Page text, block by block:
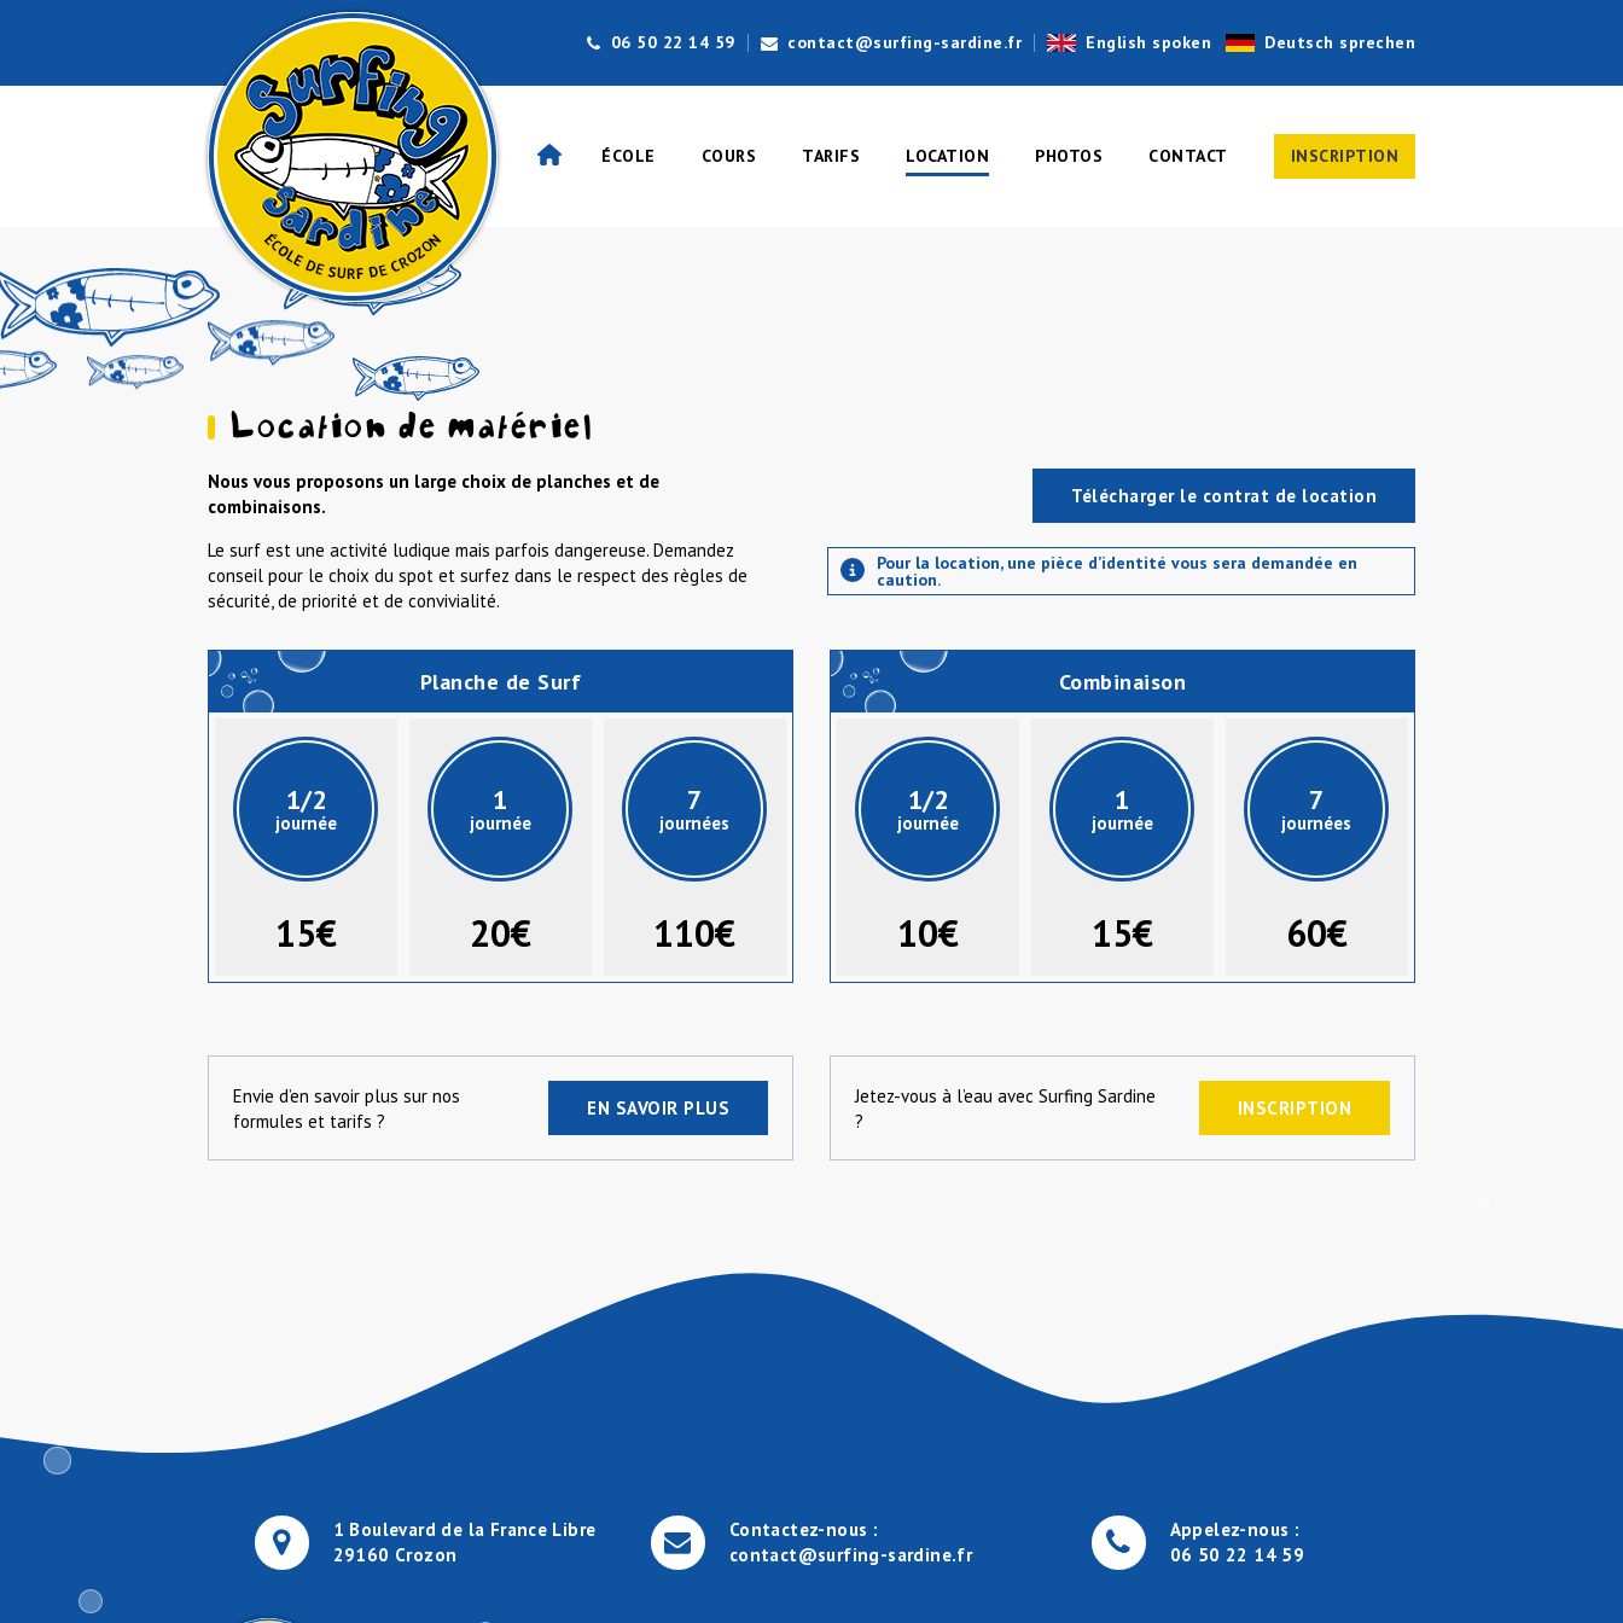
06 50 22 14 59 contact@surfing-sardine.fr English spoken Deutsch sprechen
ÉCOLE COURS TARIFS LOCATION PHOTOS CONTACT INSCRIPTION
Location de matériel
Nous vous proposons un large choix de planches et de
combinaisons.
Le surf est une activité ludique mais parfois dangereuse. Demandez
conseil pour le choix du spot et surfez dans le respect des règles de
sécurité, de priorité et de convivialité.
Télécharger le contrat de location
Pour la location, une pièce d’identité vous sera demandée en
caution.
Planche de Surf
1/2
journée
15€
1
journée
20€
7
journées
110€
Combinaison
1/2
journée
10€
1
journée
15€
7
journées
60€
Envie d’en savoir plus sur nos
formules et tarifs ?
EN SAVOIR PLUS
Jetez-vous à l’eau avec Surfing Sardine
?
INSCRIPTION
1 Boulevard de la France Libre
29160 Crozon
Contactez-nous :
contact@surfing-sardine.fr
Appelez-nous :
06 50 22 14 59
OK, je m'inscris maintenant !